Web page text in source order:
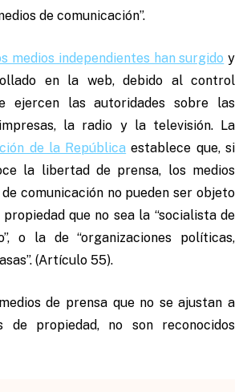
de comunicación”.
medios independientes han surgido y
en la web, debido al control
ejercen las autoridades sobre las
la radio y la televisión. La
de la República establece que, si
la libertad de prensa, los medios
comunicación no pueden ser objeto
que no sea la “socialista de
o la de “organizaciones políticas,
(Artículo 55).
de prensa que no se ajustan a
de propiedad, no son reconocidos